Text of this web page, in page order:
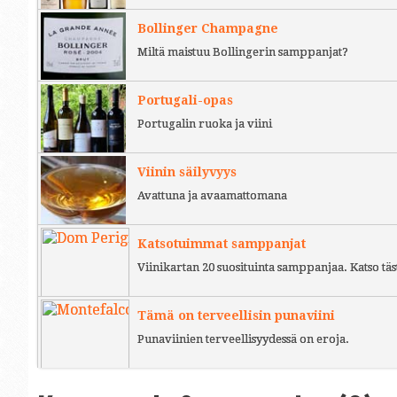
Bollinger Champagne
Miltä maistuu Bollingerin samppanjat?
Portugali-opas
Portugalin ruoka ja viini
Viinin säilyvyys
Avattuna ja avaamattomana
Katsotuimmat samppanjat
Viinikartan 20 suosituinta samppanjaa. Katso
Tämä on terveellisin punaviini
Punaviinien terveellisyydessä on eroja.